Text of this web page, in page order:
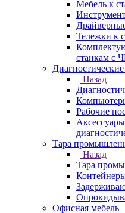
Мебель к
Тележки к
станкам с
Назад
Рабочие
Тара
Назад
Тара
Офисная мебель